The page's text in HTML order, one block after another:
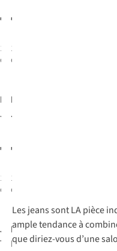
€119,99
1
couleur
disponible
€119,99
1
disponible
Numph
Jeans
€129,99
1
couleur
disponible
B.Young
Jeans Kajane
€69,95
1
disponible
JJXX Jeans
Tokyo Catie
IchiJeans
Hezallo
Les jeans sont LA pièce
ample tendance à
que diriez-vous d’une